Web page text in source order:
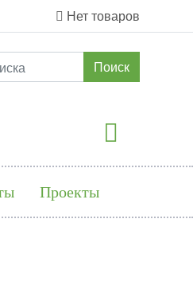
Нет товаров
Поиск
Проекты